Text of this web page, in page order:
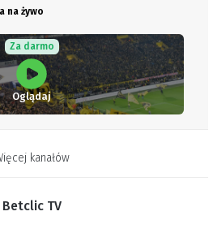
na żywo
Za darmo
Oglądaj
kanałów
Betclic TV